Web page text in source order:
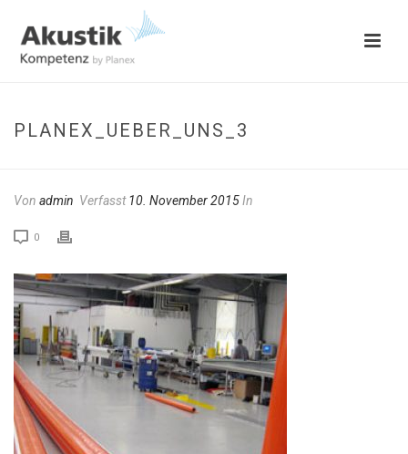
PLANEX_UEBER_UNS_3
Von admin Verfasst10. November 2015In
0